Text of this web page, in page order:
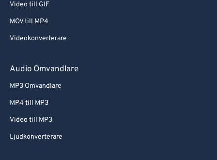
Video till GIF
MOV till MP4
Videokonverterare
Audio Omvandlare
MP3 Omvandlare
MP4 till MP3
Video till MP3
Ljudkonverterare